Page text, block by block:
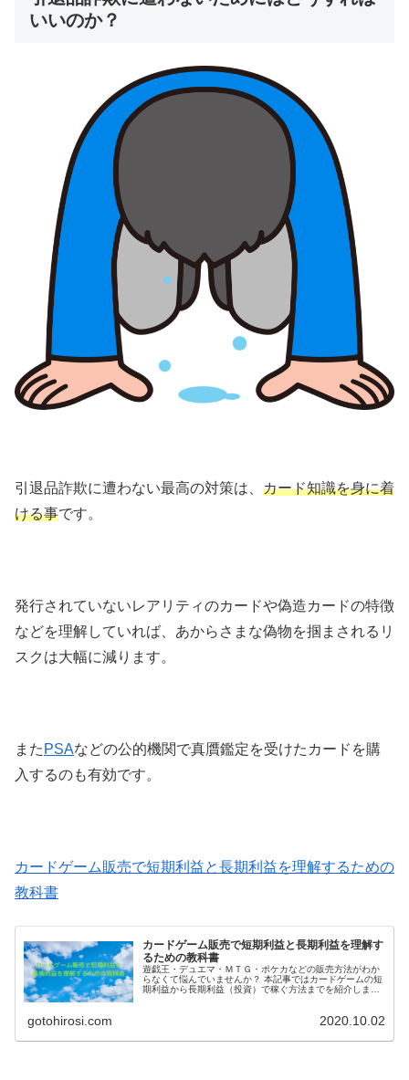
いいのか？
引退品詐欺に遭わない最高の対策は、 カード知識を身に着
ける事です。
発行されていないレアリティのカードや偽造カードの特徴
などを理解していれば、あからさまな偽物を掴まされるリ
スクは大幅に減ります。
また PSAなどの公的機関で真贋鑑定を受けたカードを購
入するのも有効です。
カードゲーム販売で短期利益と長期利益を理解するための
教科書
カードゲーム販売で短期利益と長期利益を理解す
るための教科書
遊戯王・デュエマ・ＭＴＧ・ポケカなどの販売方法がわか
らなくて悩んでいませんか？ 本記事ではカードゲームの短
期利益から長期利益（投資）で稼ぐ方法までを紹介しま
gotohirosi.com 2020.10.02